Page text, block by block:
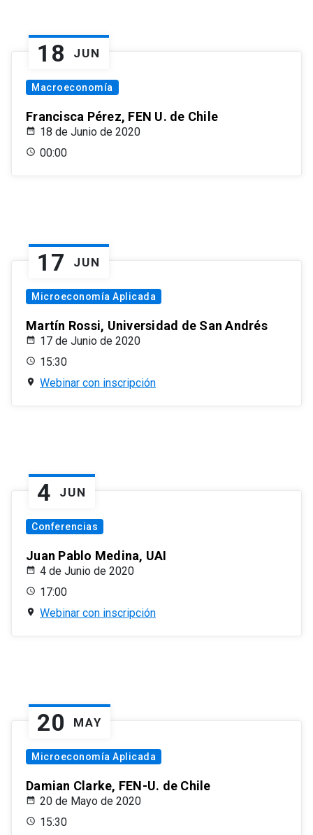
18 JUN
Macroeconomía
Francisca Pérez, FEN U. de Chile
18 de Junio de 2020
00:00
17 JUN
Microeconomía Aplicada
Martín Rossi, Universidad de San Andrés
17 de Junio de 2020
15:30
Webinar con inscripción
4 JUN
Conferencias
Juan Pablo Medina, UAI
4 de Junio de 2020
17:00
Webinar con inscripción
20 MAY
Microeconomía Aplicada
Damian Clarke, FEN-U. de Chile
20 de Mayo de 2020
15:30